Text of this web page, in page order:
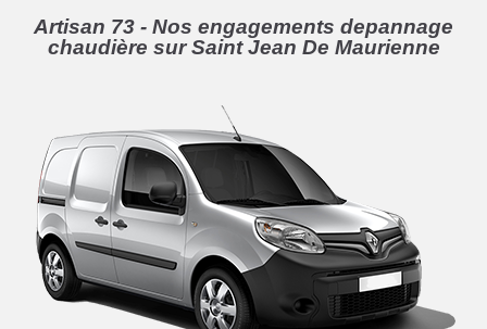
Artisan 73 - Nos engagements depannage
chaudière sur Saint Jean De Maurienne